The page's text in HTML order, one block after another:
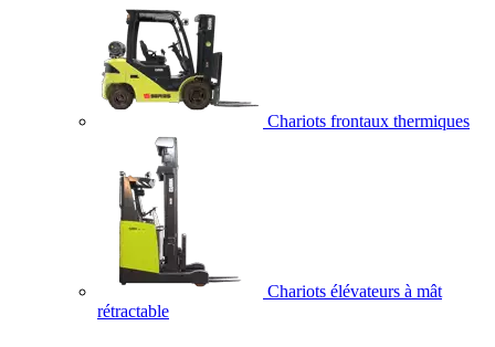
Chariots frontaux thermiques
Chariots élévateurs à mât
rétractable